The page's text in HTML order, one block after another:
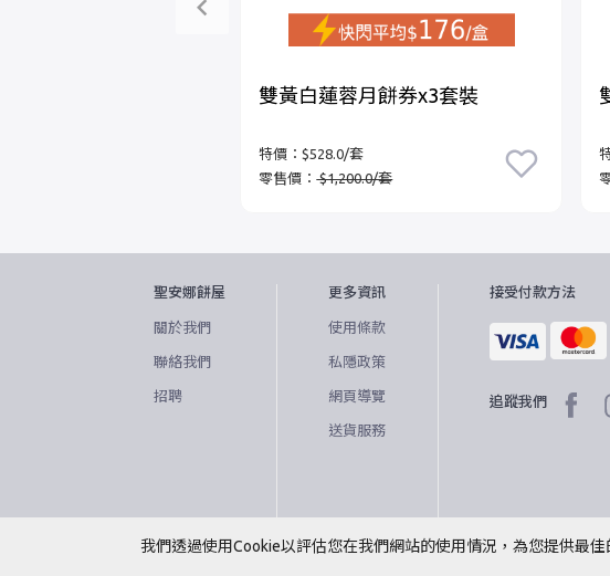
雙黃白蓮蓉月餅券x3套裝
特價：$528.0/套
零售價：$1,200.0/套
聖安娜餅屋
關於我們
聯絡我們
招聘
更多資訊
使用條款
私隱政策
網頁導覽
送貨服務
接受付款方法
追蹤我們
我們透過使用Cookie以評估您在我們網站的使用情況，為您提供最